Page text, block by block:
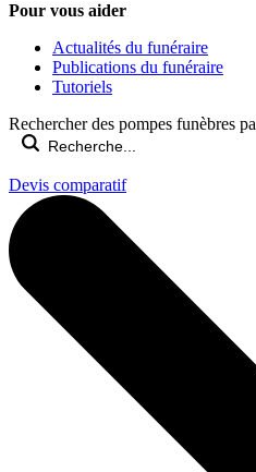
Pour vous aider
Actualités du funéraire
Publications du funéraire
Tutoriels
Rechercher des pompes funèbres
Devis comparatif